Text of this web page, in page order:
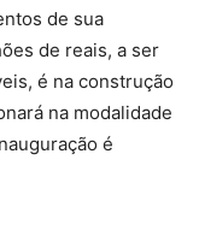
de sua
de reais, a ser
é na construção
na modalidade
é